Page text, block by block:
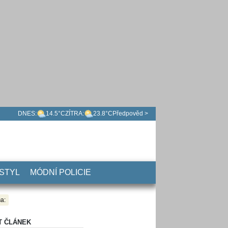
DNES: 14.5°CZÍTRA: 23.8°C Předpověd >
MÓDNÍ POLICIE
ČLÁNEK